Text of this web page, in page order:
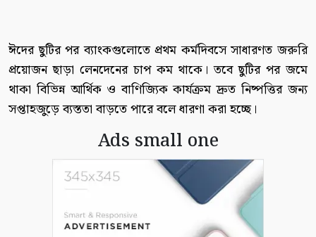
ঈদের ছুটির পর ব্যাংকগুলোতে প্রথম কর্মদিবসে সাধারণত জরুরি
প্রয়োজন ছাড়া লেনদেনের চাপ কম থাকে। তবে ছুটির পর জমে
থাকা বিভিন্ন আর্থিক ও বাণিজ্যিক কার্যক্রম দ্রুত নিষ্পত্তির জন্য
সপ্তাহজুড়ে ব্যস্ততা বাড়তে পারে বলে ধারণা করা হচ্ছে।
Ads small one